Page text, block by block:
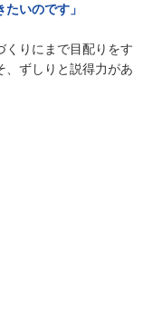
いのです」
くりにまで目配りをす
、ずしりと説得力があ